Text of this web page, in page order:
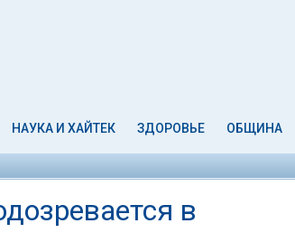
НАУКА И ХАЙТЕК ЗДОРОВЬЕ ОБЩИНА
в